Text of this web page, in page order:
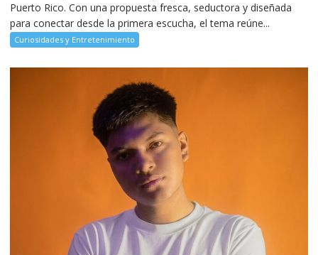
Puerto Rico. Con una propuesta fresca, seductora y diseñada
para conectar desde la primera escucha, el tema reúne...
Curiosidades y Entretenimiento